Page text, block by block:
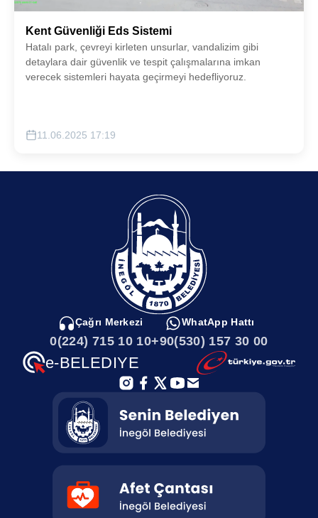
Kent Güvenliği Eds Sistemi
Hatalı park, çevreyi kirleten unsurlar, vandalizim gibi
detaylara dair güvenlik ve tespit çalışmalarına imkan
verecek sistemleri hayata geçirmeyi hedefliyoruz.
11.06.2025 17:19
Çağrı Merkezi
0(224) 715 10 10
WhatApp Hattı
+90(530) 157 30 00
e-BELEDIYE